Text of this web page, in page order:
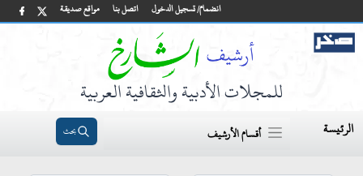
مواقع صديقة اتصل بنا انضمام/ تسجيل الدخول
للمجلات الأدبية والثقافية العربية
الرئيسة أقسام الأرشيف بحث